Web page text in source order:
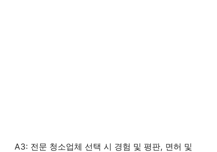
A3: 전문 청소업체 선택 시 경험 및 평판, 면허 및